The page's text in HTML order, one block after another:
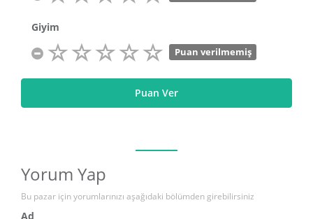
Giyim
Puan verilmemiş
Puan Ver
Yorum Yap
Bu pazar için yorumlarınızı aşağıdaki bölümden girebilirsiniz
Ad